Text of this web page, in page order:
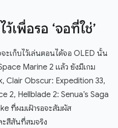
เพื่อรอ ‘จอที่ใช่’
ะเก็บไว้เล่นตอนได้จอ OLED นั้น
Marine 2 แล้ว ยังมีเกม
Clair Obscur: Expedition 33,
2, Hellblade 2: Senua’s Saga
ที่ผมเฝ้ารอจะสัมผัส
ะสีสันที่สมจริง